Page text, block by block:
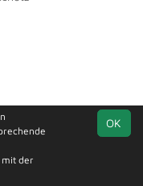
OK
mit der